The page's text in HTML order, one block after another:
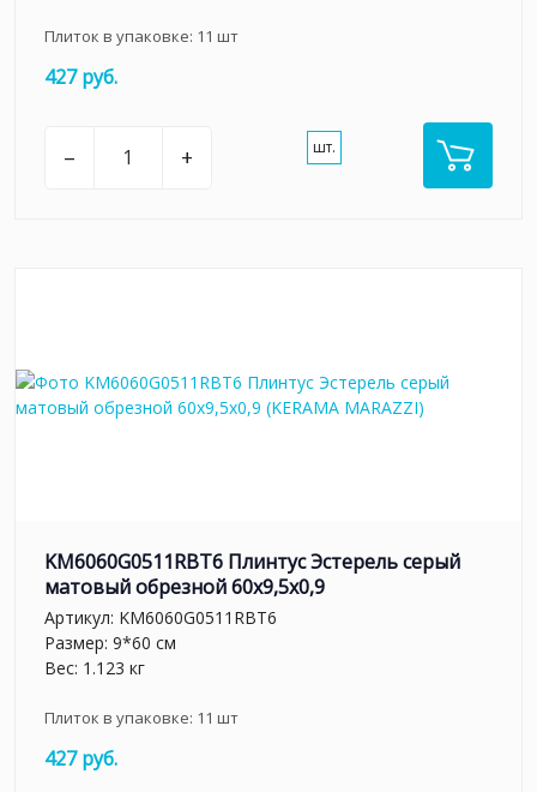
Плиток в упаковке: 11 шт
427 руб.
– + шт.
KM6060G0511RBT6 Плинтус Эстерель серый
матовый обрезной 60x9,5x0,9
Артикул: KM6060G0511RBT6
Размер: 9*60 см
Вес: 1.123 кг
Плиток в упаковке: 11 шт
427 руб.